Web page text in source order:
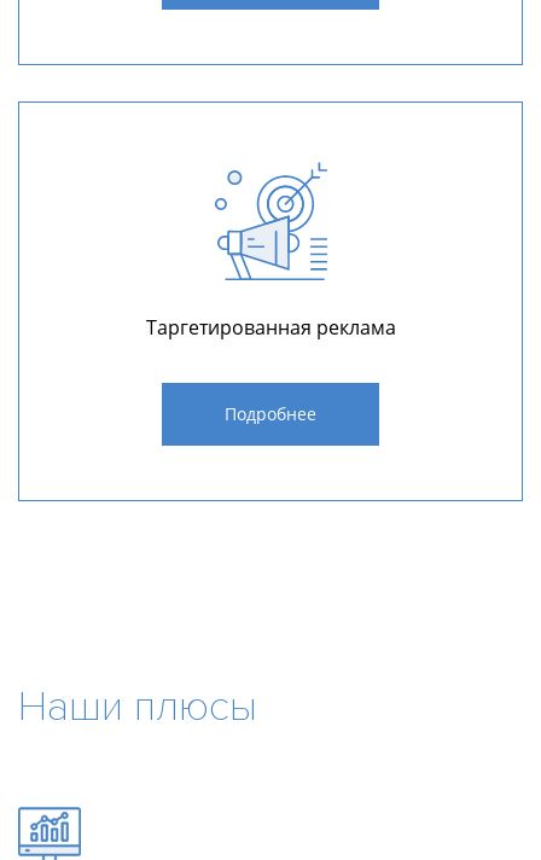
Таргетированная реклама
Подробнее
Наши плюсы